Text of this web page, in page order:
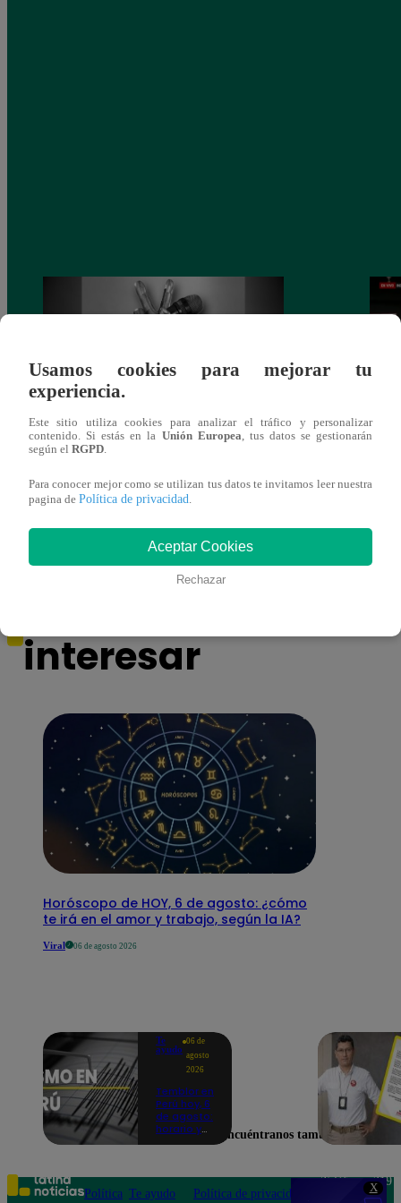
X
Muere exparticipante de La Voz Colombia
de
También te puede
interesar
Horóscopo de HOY, 6 de agosto: ¿cómo
te irá en el amor y trabajo, según la IA?
Viral 06 de agosto 2026
Te
ayudo
06 de
agosto
2026
Temblor en
Perú hoy, 6
de agosto:
horario y
según IGP
Usamos cookies para mejorar tu
experiencia.
Este sitio utiliza cookies para analizar el tráfico y personalizar
contenido. Si estás en la Unión Europea , tus datos se gestionarán
según el RGPD
Para conocer mejor como se utilizan tus datos te invitamos leer nuestra
pagina de Política de privacidad
Aceptar Cookies
Rechazar
Encuéntranos también en
Política Te ayudo
Política de privacidad
Teléfono: 219